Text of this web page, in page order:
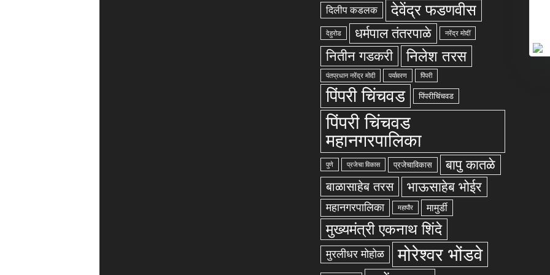
दिलीप कडलक देवेंद्र फडणवीस
देहुरोड धर्मपाल तंतरपाळे नरेंद्र मोदीं
नितीन गडकरी निलेश तरस
पंतप्रधान नरेंद्र मोदी पर्यावरण पिंपरी
पिंपरी चिंचवड पिंपरीचिंचवड
पिंपरी चिंचवड
महानगरपालिका
पुणे प्रजेचा विकास प्रजेचाविकास बापु कातळे
बाळासाहेब तरस भाऊसाहेब भोईर
महानगरपालिका महापौर मामुर्डी
मुख्यमंत्री एकनाथ शिंदे
मुरलीधर मोहोळ मोरेश्वर भोंडवे